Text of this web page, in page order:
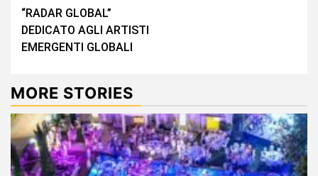
“RADAR GLOBAL”
DEDICATO AGLI ARTISTI
EMERGENTI GLOBALI
MORE STORIES